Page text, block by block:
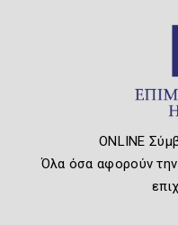
ONLINE
Όλα όσα αφορούν την